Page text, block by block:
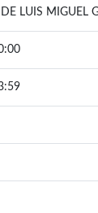
LUIS MIGUEL